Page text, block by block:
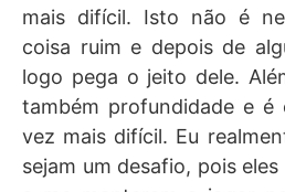
mais difícil. Isto não é
coisa ruim e depois de
logo pega o jeito dele.
também profundidade e
vez mais difícil. Eu
sejam um desafio, pois